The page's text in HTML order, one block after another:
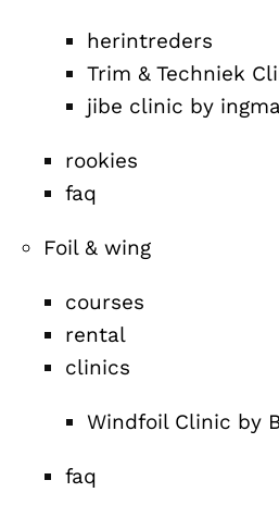
herintreders
Trim & Techniek
jibe clinic by
rookies
faq
Foil & wing
courses
rental
clinics
Windfoil Clinic by
faq